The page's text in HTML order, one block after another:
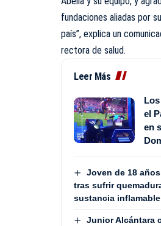
fundaciones aliadas por
país”, explica un
rectora de salud.
Leer Más
el
en
Joven de 18
tras sufrir
sustancia inflamable
Junior Alcántara